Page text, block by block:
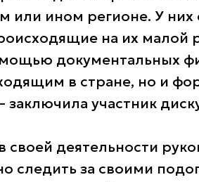
или ином регионе. У
на их малой
документальных
в стране, но и
участник
деятельности
следить за своими